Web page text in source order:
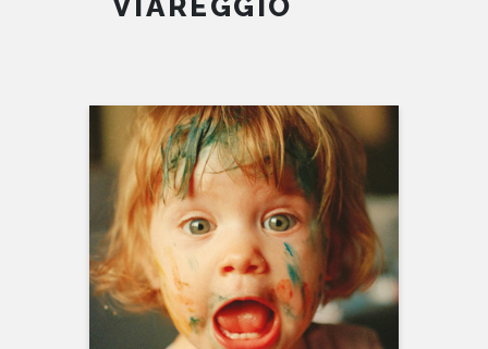
HOME
CATALOGO
AUTORI
EVENTI
NEWS
VIAREGGIO